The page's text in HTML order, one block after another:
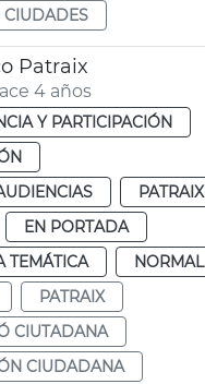
CIUDADES
Patraix
4 años
Y PARTICIPACIÓN
PATRAIX
EN PORTADA
TEMÁTICA
NORMAL
PATRAIX
CIUTADANA
CIUDADANA